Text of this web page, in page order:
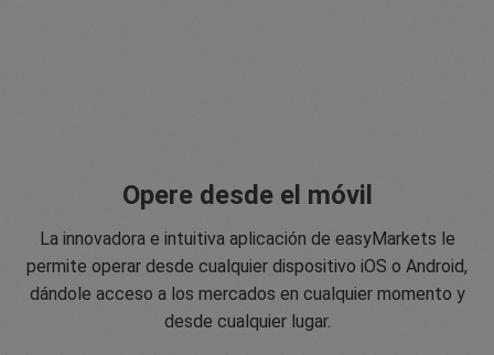
Opere desde el móvil
La innovadora e intuitiva aplicación de easyMarkets le
permite operar desde cualquier dispositivo iOS o Android,
dándole acceso a los mercados en cualquier momento y
desde cualquier lugar.